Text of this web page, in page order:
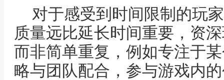
对于感受到时间限制的玩
质量远比延长时间重要，资
而非简单重复，例如专注于
略与团队配合，参与游戏内